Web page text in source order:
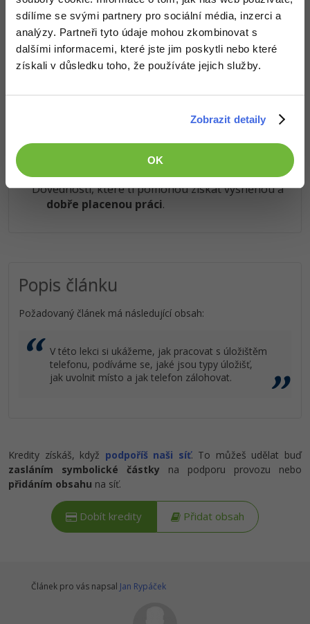
sdílíme se svými partnery pro sociální média, inzerci a
analýzy. Partneři tyto údaje mohou zkombinovat s
dalšími informacemi, které jste jim poskytli nebo které
získali v důsledku toho, že používáte jejich služby.
Zobrazit detaily
OK
Ostatní
Fórum
Chceš v kurzu pokračovat? Přejdi doprémiové sekce
Obsah článku spadá pod licenciPremium, koupí článku souhlasíš
Přístup k jednotlivým lekcím dle způsobu pořízení.
Kvalitní znalostiv oblasti IT.
Dovednosti, které ti pomohou získat vysněnou a
dobře placenou práci.
Popis článku
Požadovaný článek má následující obsah:
V této lekci si ukážeme, jak pracovat s úložištěm
telefonu, podíváme se, jaké jsou typy úložišť,
jak uvolnit místo a jak telefon zálohovat.
Kredity získáš, když podpoříš naši síť. To můžeš udělat buď
zasláním symbolické částky na podporu provozu nebo
přidáním obsahu na síť.
Dobít kredity Přidat obsah
Článek pro vás napsal Jan Rypáček